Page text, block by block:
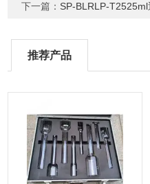
下一篇： SP-BLRLP-T2525ml
推荐产品